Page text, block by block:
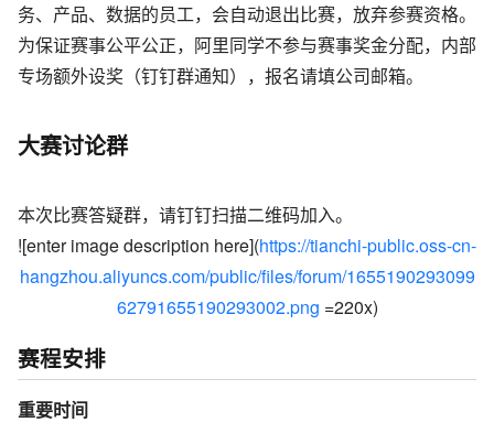
务、产品、数据的员工，会自动退出比赛，放弃参赛资格。
为保证赛事公平公正，阿里同学不参与赛事奖金分配，内部
专场额外设奖（钉钉群通知），报名请填公司邮箱。
大赛讨论群
本次比赛答疑群，请钉钉扫描二维码加入。
![enter image description here](https://tianchi-public.oss-cn-
hangzhou.aliyuncs.com/public/files/forum/1655190293099
62791655190293002.png =220x)
赛程安排
重要时间